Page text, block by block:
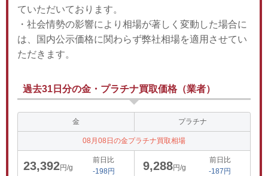
ていただいております。
・社会情勢の影響により相場が著しく変動した場合に
は、国内公示価格に関わらず弊社相場を適用させてい
ただきます。
過去31日分の金・プラチナ買取価格（業者）
金 プラチナ
08月08日の金プラチナ買取相場
23,392円/g
前日比
-198円
9,288円/g
前日比
-187円